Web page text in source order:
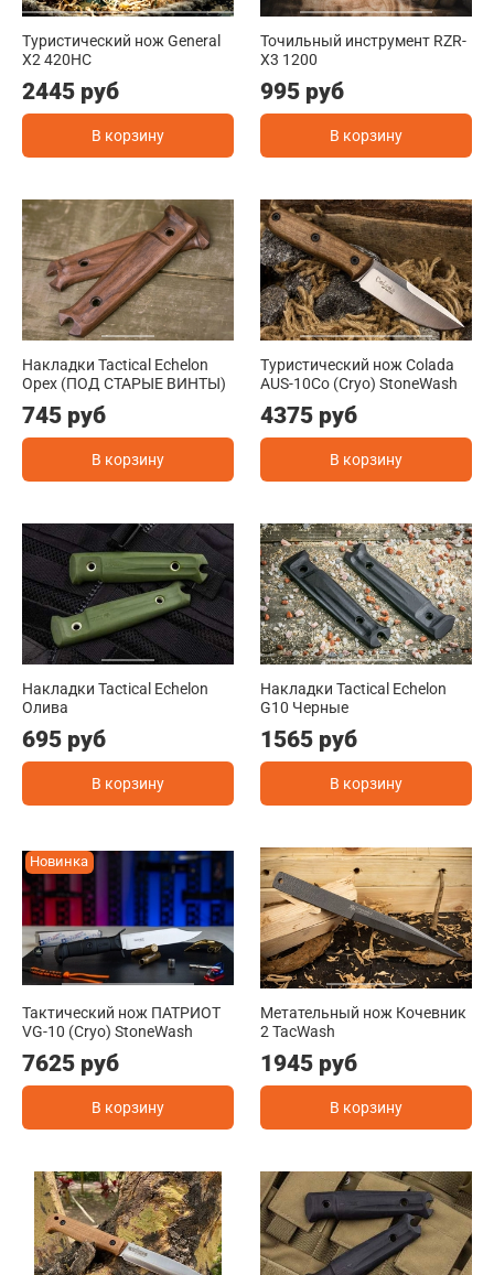
Туристический нож General
X2 420HC
2445 руб
В корзину
Точильный инструмент RZR-
X3 1200
995 руб
В корзину
Накладки Tactical Echelon
Орех (ПОД СТАРЫЕ ВИНТЫ)
745 руб
В корзину
Туристический нож Colada
AUS-10Co (Cryo) StoneWash
4375 руб
В корзину
Накладки Tactical Echelon
Олива
695 руб
В корзину
Накладки Tactical Echelon
G10 Черные
1565 руб
В корзину
Новинка
Тактический нож ПАТРИОТ
VG-10 (Cryo) StoneWash
7625 руб
В корзину
Метательный нож Кочевник
2 TacWash
1945 руб
В корзину